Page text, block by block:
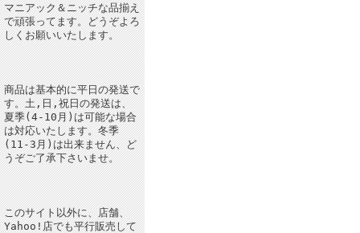
マニアック＆ニッチな品揃え
で頑張ってます。どうぞよろ
しくお願いいたします。
商品は基本的に平日の発送で
す。土,日,祝日の発送は、
夏季(4-10月)は可能な場合
は対応いたします。冬季
(11-3月)は出来ません、ど
うぞご了承下さいませ。
このサイト以外に、店舗、
Yahoo!店でも平行販売して